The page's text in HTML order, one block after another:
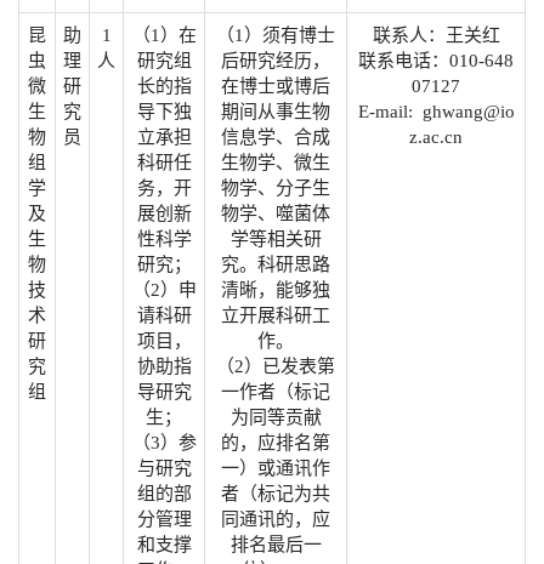
昆
虫
微
生
物
组
学
及
生
物
技
术
研
究
组
助
理
研
究
员
1
人
（1）在
研究组
长的指
导下独
立承担
科研任
务，开
展创新
性科学
研究；
（2）申
请科研
项目，
协助指
导研究
生；
（3）参
与研究
组的部
分管理
和支撑
（1）须有博士
后研究经历，
在博士或博后
期间从事生物
信息学、合成
生物学、微生
物学、分子生
物学、噬菌体
学等相关研
究。科研思路
清晰，能够独
立开展科研工
作。
（2）已发表第
一作者（标记
为同等贡献
的，应排名第
一）或通讯作
者（标记为共
同通讯的，应
排名最后一
联系人：王关红
联系电话：010-648
07127
E-mail: ghwang@io
z.ac.cn